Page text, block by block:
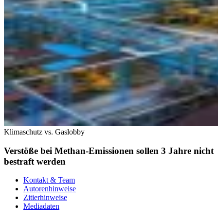
Klimaschutz vs. Gaslobby
Verstöße bei Methan-Emissionen sollen 3 Jahre nicht
bestraft werden
Kontakt & Team
Autorenhinweise
Zitierhinweise
Mediadaten